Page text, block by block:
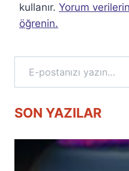
kullanır. Yorum
öğrenin.
E-postanızı yazın…
SON YAZILAR